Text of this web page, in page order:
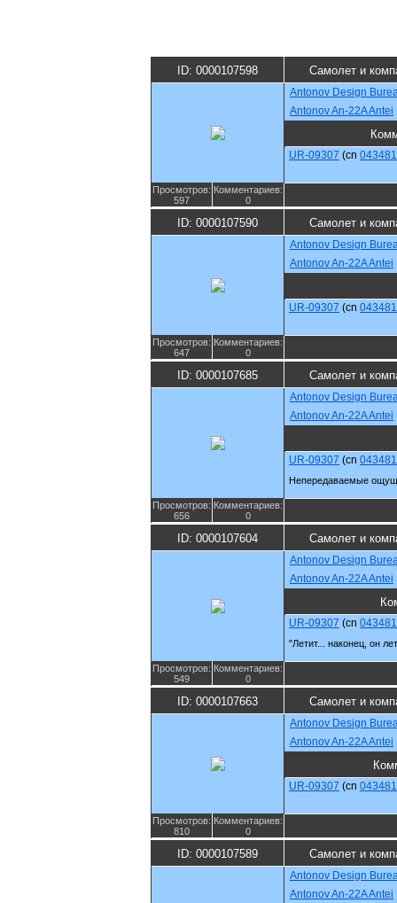
ID: 0000107598 Самолет и
Antonov Design
Antonov An-22A Antei
UR-09307 (cn
Просмотров:
597
Комментариев:
0
ID: 0000107590 Самолет и
Antonov Design
Antonov An-22A Antei
UR-09307 (cn
Просмотров:
647
Комментариев:
0
ID: 0000107685 Самолет и
Antonov Design
Antonov An-22A Antei
UR-09307 (cn
Непередаваемые
Просмотров:
656
Комментариев:
0
ID: 0000107604 Самолет и
Antonov Design
Antonov An-22A Antei
UR-09307 (cn
"Летит... наконец, он
Просмотров:
549
Комментариев:
0
ID: 0000107663 Самолет и
Antonov Design
Antonov An-22A Antei
UR-09307 (cn
Просмотров:
810
Комментариев:
0
ID: 0000107589 Самолет и
Antonov Design
Antonov An-22A Antei